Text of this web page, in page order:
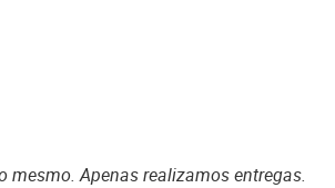
Apenas realizamos entregas.